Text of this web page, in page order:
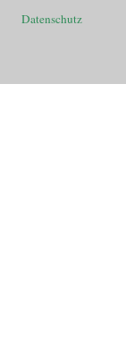
Datenschutz